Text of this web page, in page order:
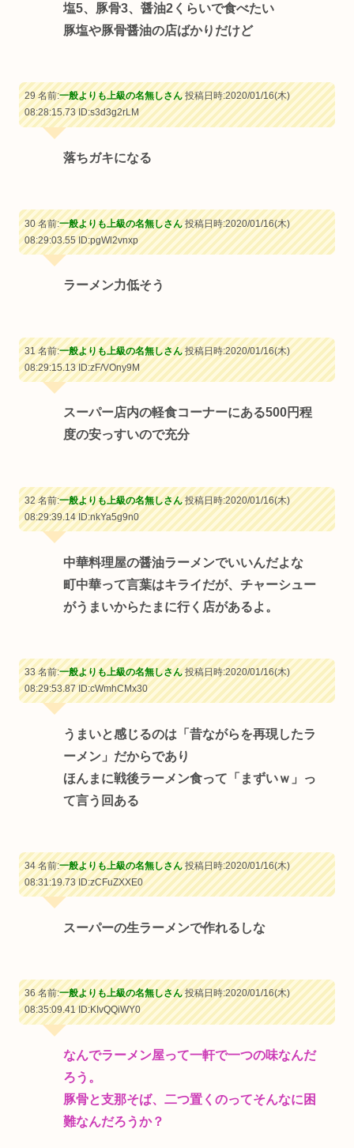
塩5、豚骨3、醤油2くらいで食べたい
豚塩や豚骨醤油の店ばかりだけど
29 名前:一般よりも上級の名無しさん投稿日時:2020/01/16(木)
08:28:15.73ID:s3d3g2rLM
落ちガキになる
30 名前:一般よりも上級の名無しさん投稿日時:2020/01/16(木)
08:29:03.55ID:pgWl2vnxp
ラーメン力低そう
31 名前:一般よりも上級の名無しさん投稿日時:2020/01/16(木)
08:29:15.13ID:zF/VOny9M
スーパー店内の軽食コーナーにある500円程
度の安っすいので充分
32 名前:一般よりも上級の名無しさん投稿日時:2020/01/16(木)
08:29:39.14ID:nkYa5g9n0
中華料理屋の醤油ラーメンでいいんだよな
町中華って言葉はキライだが、チャーシュー
がうまいからたまに行く店があるよ。
33 名前:一般よりも上級の名無しさん投稿日時:2020/01/16(木)
08:29:53.87ID:cWmhCMx30
うまいと感じるのは「昔ながらを再現したラ
ーメン」だからであり
ほんまに戦後ラーメン食って「まずいｗ」っ
て言う回ある
34 名前:一般よりも上級の名無しさん投稿日時:2020/01/16(木)
08:31:19.73ID:zCFuZXXE0
スーパーの生ラーメンで作れるしな
36 名前:一般よりも上級の名無しさん投稿日時:2020/01/16(木)
08:35:09.41ID:KIvQQiWY0
なんでラーメン屋って一軒で一つの味なんだ
ろう。
豚骨と支那そば、二つ置くのってそんなに困
難なんだろうか？